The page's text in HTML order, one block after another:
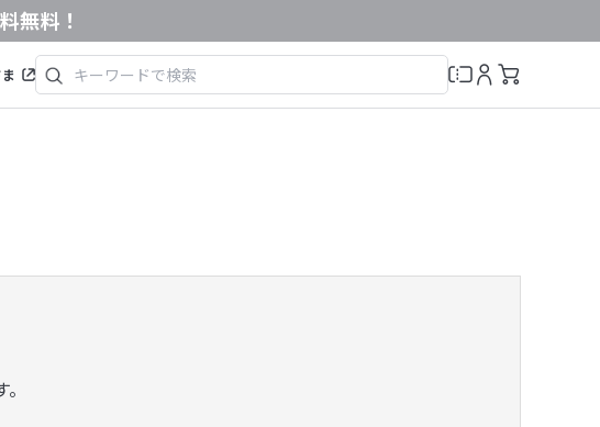
無料！